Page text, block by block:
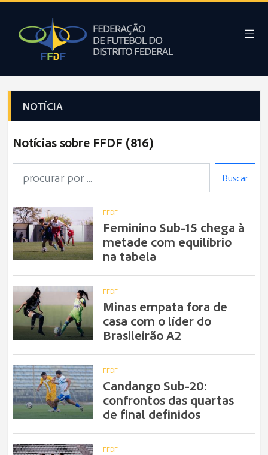
NOTÍCIA
Notícias sobre FFDF (816)
Buscar
FFDF
Feminino Sub-15 chega à
metade com equilíbrio
na tabela
FFDF
Minas empata fora de
casa com o líder do
Brasileirão A2
FFDF
Candango Sub-20:
confrontos das quartas
de final definidos
FFDF